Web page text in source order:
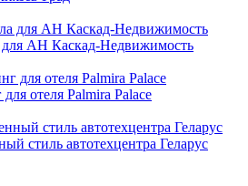
для АН Каскад-Недвижимость
отеля Palmira Palace
стиль автотехцентра Геларус